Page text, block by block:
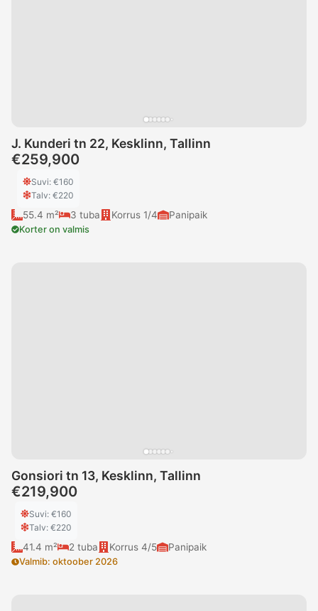
J. Kunderi tn 22, Kesklinn, Tallinn
€259,900
Suvi: €160
Talv: €220
55.4 m² 3 tuba Korrus 1/4 Panipaik
Korter on valmis
Gonsiori tn 13, Kesklinn, Tallinn
€219,900
Suvi: €160
Talv: €220
41.4 m² 2 tuba Korrus 4/5 Panipaik
Valmib: oktoober 2026